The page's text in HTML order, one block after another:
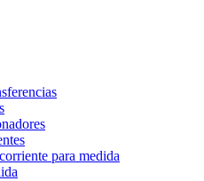
para medida